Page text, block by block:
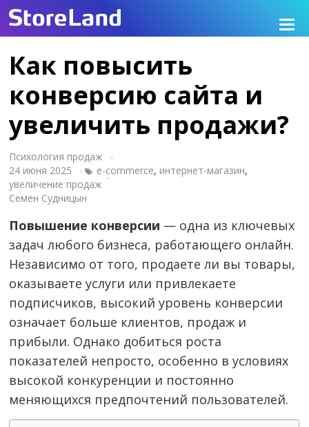
Как повысить
конверсию сайта и
увеличить продажи?
Психология продаж
24 июня 2025
e-commerce, интернет-магазин,
увеличение продаж
Семен Судницын
Повышение конверсии — одна из ключевых
задач любого бизнеса, работающего онлайн.
Независимо от того, продаете ли вы товары,
оказываете услуги или привлекаете
подписчиков, высокий уровень конверсии
означает больше клиентов, продаж и
прибыли. Однако добиться роста
показателей непросто, особенно в условиях
высокой конкуренции и постоянно
меняющихся предпочтений пользователей.